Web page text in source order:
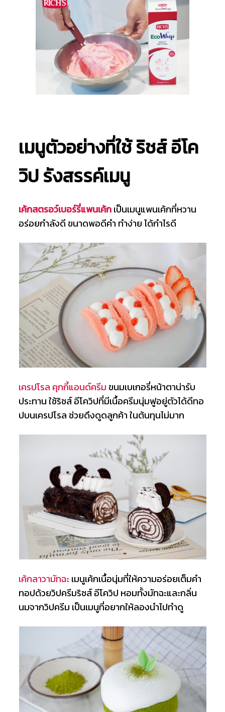
เมนูตัวอย่างที่ใช้ ริชส์ อีโค
วิป รังสรรค์เมนู
เค้กสตรอว์เบอร์รี่แพนเค้กเป็นเมนูแพนเค้กที่หวาน
อร่อยกำลังดี ขนาดพอดีคำ ทำง่าย ได้กำไรดี
เครปโรล คุกกี้แอนด์ครีมขนมเบเกอรี่หน้าตาน่ารับ
ประทาน ใช้ริชส์ อีโควิปที่มีเนื้อครีมนุ่มฟูอยู่ตัวได้ดีทอ
ปบนเครปโรล ช่วยดึงดูดลูกค้า ในต้นทุนไม่มาก
เค้กลาวามัทฉะเมนูเค้กเนื้อนุ่มที่ให้ความอร่อยเต็มคำ
ทอปด้วยวิปครีมริชส์ อีโควิป หอมทั้งมัทฉะและกลิ่น
นมจากวิปครีม เป็นเมนูที่อยากให้ลองนำไปทำดู